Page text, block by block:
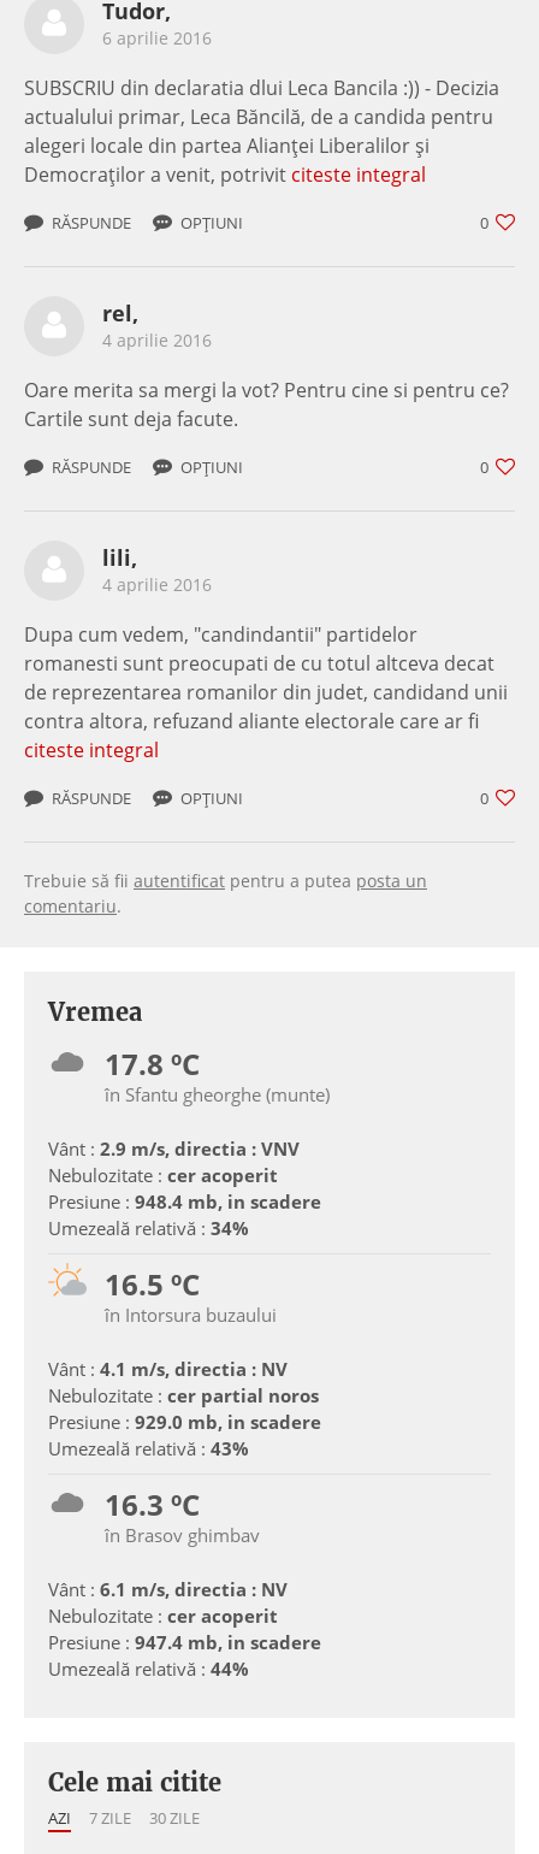
Tudor,
6 aprilie 2016
SUBSCRIU din declaratia dlui Leca Bancila :)) - Decizia
actualului primar, Leca Băncilă, de a candida pentru
alegeri locale din partea Alianţei Liberalilor şi
Democraţilor a venit, potrivit citeste integral
0
RĂSPUNDE OPȚIUNI
rel,
4 aprilie 2016
Oare merita sa mergi la vot? Pentru cine si pentru ce?
Cartile sunt deja facute.
0
RĂSPUNDE OPȚIUNI
lili,
4 aprilie 2016
Dupa cum vedem, "candindantii" partidelor
romanesti sunt preocupati de cu totul altceva decat
de reprezentarea romanilor din judet, candidand unii
contra altora, refuzand aliante electorale care ar fi
citeste integral
0
RĂSPUNDE OPȚIUNI
Trebuie să fii autentificat pentru a putea posta un
comentariu.
Vremea
17.8 ºC
în Sfantu gheorghe (munte)
Vânt : 2.9 m/s, directia : VNV
Nebulozitate : cer acoperit
Presiune : 948.4 mb, in scadere
Umezeală relativă : 34%
16.5 ºC
în Intorsura buzaului
Vânt : 4.1 m/s, directia : NV
Nebulozitate : cer partial noros
Presiune : 929.0 mb, in scadere
Umezeală relativă : 43%
16.3 ºC
în Brasov ghimbav
Vânt : 6.1 m/s, directia : NV
Nebulozitate : cer acoperit
Presiune : 947.4 mb, in scadere
Umezeală relativă : 44%
Cele mai citite
AZI 7 ZILE 30 ZILE